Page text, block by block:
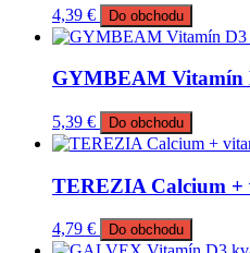
4,39 € Do obchodu
GYMBEAM Vitamín
5,39 € Do obchodu
TEREZIA Calcium +
4,79 € Do obchodu